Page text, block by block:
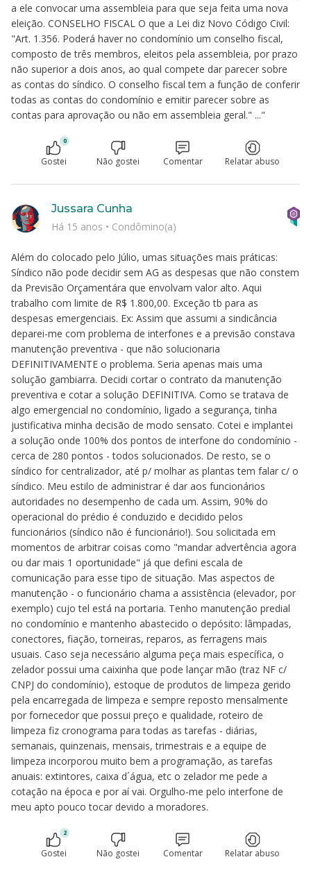
a ele convocar uma assembleia para que seja feita uma nova
eleição. CONSELHO FISCAL O que a Lei diz Novo Código Civil:
"Art. 1.356. Poderá haver no condomínio um conselho fiscal,
composto de três membros, eleitos pela assembleia, por prazo
não superior a dois anos, ao qual compete dar parecer sobre
as contas do síndico. O conselho fiscal tem a função de conferir
todas as contas do condomínio e emitir parecer sobre as
contas para aprovação ou não em assembleia geral." ..."
0
Gostei Não gostei Comentar Relatar abuso
Além do colocado pelo Júlio, umas situações mais práticas:
Síndico não pode decidir sem AG as despesas que não constem
da Previsão Orçamentára que envolvam valor alto. Aqui
trabalho com limite de R$ 1.800,00. Exceção tb para as
despesas emergenciais. Ex: Assim que assumi a sindicância
deparei-me com problema de interfones e a previsão constava
manutenção preventiva - que não solucionaria
DEFINITIVAMENTE o problema. Seria apenas mais uma
solução gambiarra. Decidi cortar o contrato da manutenção
preventiva e cotar a solução DEFINITIVA. Como se tratava de
algo emergencial no condomínio, ligado a segurança, tinha
justificativa minha decisão de modo sensato. Cotei e implantei
a solução onde 100% dos pontos de interfone do condomínio -
cerca de 280 pontos - todos solucionados. De resto, se o
síndico for centralizador, até p/ molhar as plantas tem falar c/ o
síndico. Meu estilo de administrar é dar aos funcionários
autoridades no desempenho de cada um. Assim, 90% do
operacional do prédio é conduzido e decidido pelos
funcionários (síndico não é funcionário!). Sou solicitada em
momentos de arbitrar coisas como "mandar advertência agora
ou dar mais 1 oportunidade" já que defini escala de
comunicação para esse tipo de situação. Mas aspectos de
manutenção - o funcionário chama a assistência (elevador, por
exemplo) cujo tel está na portaria. Tenho manutenção predial
no condomínio e mantenho abastecido o depósito: lâmpadas,
conectores, fiação, torneiras, reparos, as ferragens mais
usuais. Caso seja necessário alguma peça mais específica, o
zelador possui uma caixinha que pode lançar mão (traz NF c/
CNPJ do condomínio), estoque de produtos de limpeza gerido
pela encarregada de limpeza e sempre reposto mensalmente
por fornecedor que possui preço e qualidade, roteiro de
limpeza fiz cronograma para todas as tarefas - diárias,
semanais, quinzenais, mensais, trimestrais e a equipe de
limpeza incorporou muito bem a programação, as tarefas
anuais: extintores, caixa d´água, etc o zelador me pede a
cotação na época e por aí vai. Orgulho-me pelo interfone de
meu apto pouco tocar devido a moradores.
Jussara Cunha
Há 15 anos • Condômino(a)
2
Gostei Não gostei Comentar Relatar abuso